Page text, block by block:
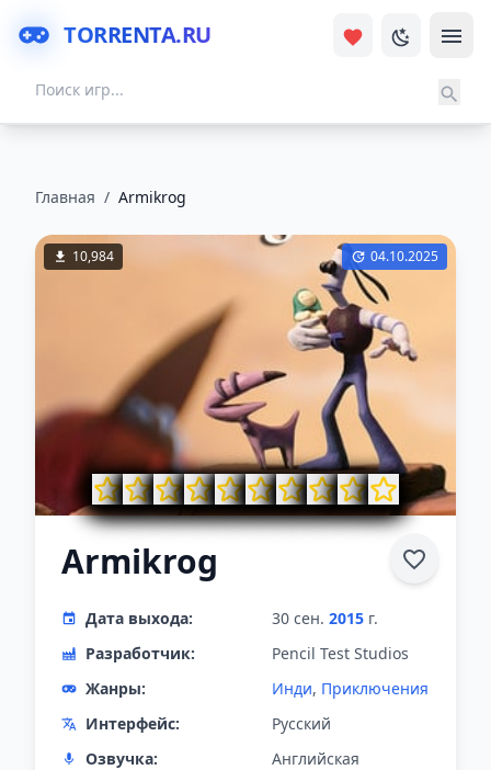
TORRENTA.RU
Главная / Armikrog
10,984 04.10.2025
Armikrog
Дата выхода: 30 сен. 2015 г.
Разработчик:
Pencil Test Studios
Жанры:
Инди, Приключения
Интерфейс:
Русский
Озвучка:
Английская